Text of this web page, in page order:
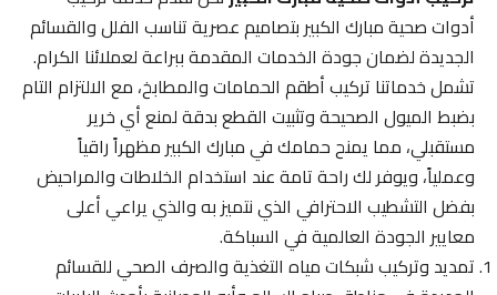
أدوات صحية مبارك الكبير بتصاميم عصرية تناسب الفلل والقسائم
الجديدة لضمان جودة الخدمات المقدمة ببراعة لعملائنا الكرام.
تشمل خدماتنا تركيب أطقم الحمامات والمطابخ، مع الالتزام التام
بضبط الميول الصحيحة وتثبيت القطع بدقة لمنع أي خرير
مستقبلي، مما يمنح حمامك في مبارك الكبير مظهراً راقياً
وعملياً، ويوفر لك راحة تامة عند استخدام الخلاطات والمراحيض
بفضل التشطيب الاحترافي الذي نتميز به والذي يراعي أعلى
معايير الجودة العالمية في السباكة.
تمديد وتركيب شبكات مياه التغذية والصرف الصحي للقسائم